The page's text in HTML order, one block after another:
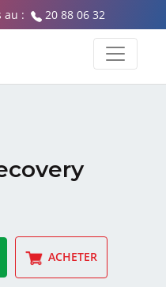
au : 20 88 06 32
ACHETER